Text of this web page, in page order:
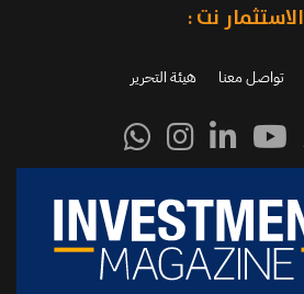
الاستثمار نت :
تواصل معنا هيئة التحرير